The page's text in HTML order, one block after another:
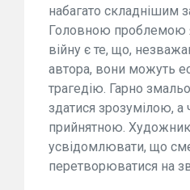
набагато складнішим
Головною проблемою
війну є те, що,
автора, вони можуть
трагедію. Гарно
здатися зрозумілою, а
прийнятною.
усвідомлювати, що
перетворюватися на